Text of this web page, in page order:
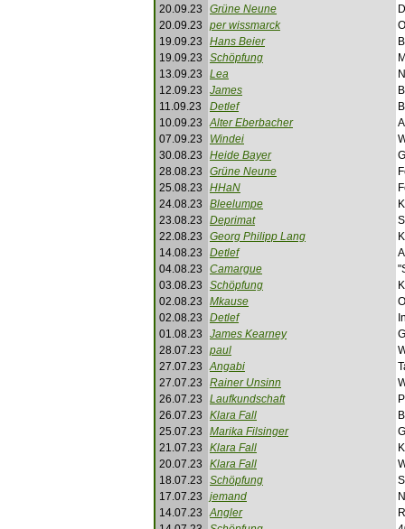
20.09.23
Grüne Neune
20.09.23
per wissmarck
19.09.23
Hans Beier
19.09.23
Schöpfung
13.09.23
Lea
12.09.23
James
11.09.23
Detlef
10.09.23
Alter Eberbacher
07.09.23
Windei
30.08.23
Heide Bayer
28.08.23
Grüne Neune
25.08.23
HHaN
24.08.23
Bleelumpe
23.08.23
Deprimat
22.08.23
Georg Philipp Lang
14.08.23
Detlef
04.08.23
Camargue
03.08.23
Schöpfung
02.08.23
Mkause
02.08.23
Detlef
01.08.23
James Kearney
28.07.23
paul
27.07.23
Angabi
27.07.23
Rainer Unsinn
26.07.23
Laufkundschaft
26.07.23
Klara Fall
25.07.23
Marika Filsinger
21.07.23
Klara Fall
20.07.23
Klara Fall
18.07.23
Schöpfung
17.07.23
jemand
14.07.23
Angler